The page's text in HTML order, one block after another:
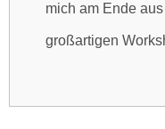
mich am Ende
großartigen